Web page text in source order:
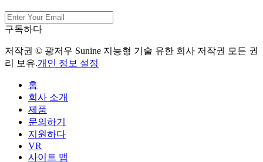
구독하다
저작권 © 광저우 Sunine 지능형 기술 유한 회사 저작권 모든 권
리 보유.개인 정보 설정
홈
회사 소개
제품
문의하기
지원하다
VR
사이트 맵